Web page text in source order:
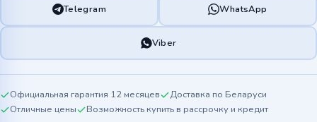
Telegram WhatsApp
Viber
Официальная гарантия 12 месяцев
Доставка по Беларуси
Отличные цены
Возможность купить в рассрочку и кредит